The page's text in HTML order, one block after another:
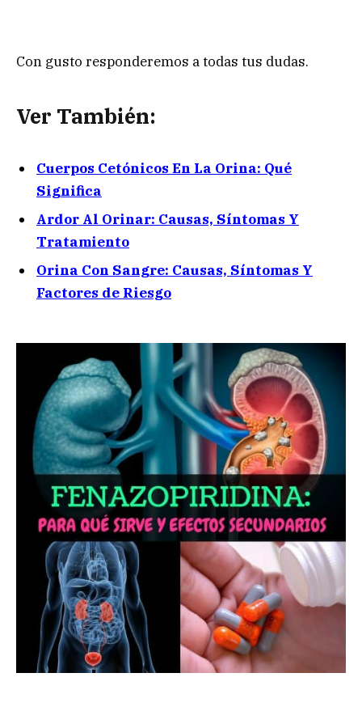
Con gusto responderemos a todas tus dudas.
Ver También:
Cuerpos Cetónicos En La Orina: Qué
Significa
Ardor Al Orinar: Causas, Síntomas Y
Tratamiento
Orina Con Sangre: Causas, Síntomas Y
Factores de Riesgo